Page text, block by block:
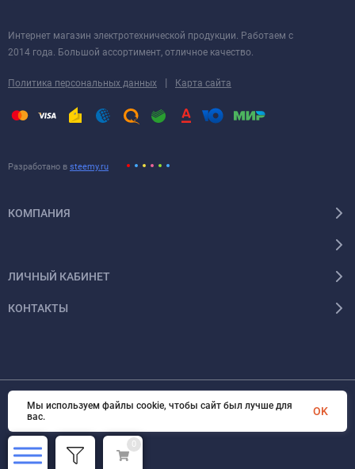
Интернет магазин электротехнической продукции. Работаем с
2014 года. Большой ассортимент, отличное качество.
Политика персональных данных | Карта сайта
Разработано в steemy.ru
КОМПАНИЯ
ЛИЧНЫЙ КАБИНЕТ
КОНТАКТЫ
© 2026 Энергокомплект Крым. Все права защищены
0
Мы используем файлы cookie, чтобы сайт был лучше для
вас.
OK